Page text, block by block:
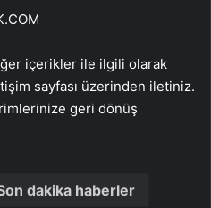
içerikler ile ilgili olarak
sayfası üzerinden iletiniz.
geri dönüş
dakika haberler